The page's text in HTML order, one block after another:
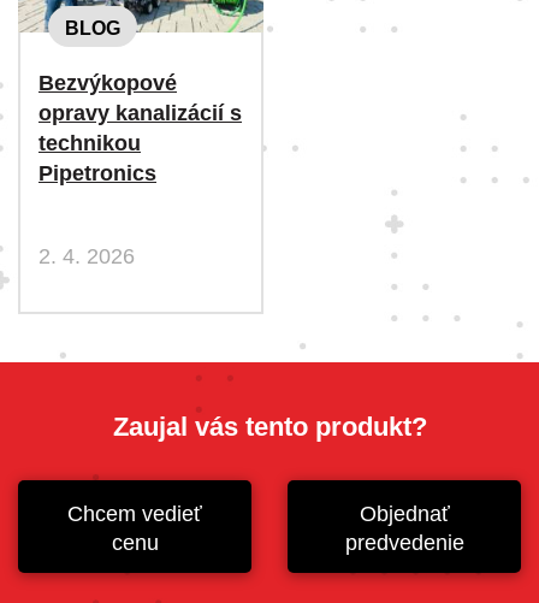
BLOG
Bezvýkopové
opravy kanalizácií s
technikou
Pipetronics
2. 4. 2026
Zaujal vás tento produkt?
Chcem vedieť
cenu
Objednať
predvedenie